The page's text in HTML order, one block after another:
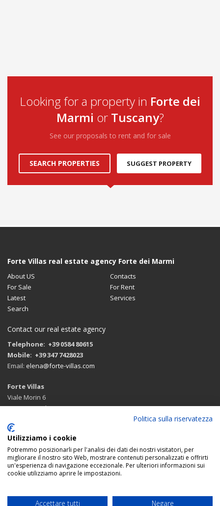
Looking for a property in Forte dei
Marmi or Tuscany?
See our proposals to rent and for sale
SEARCH PROPERTIES SUGGEST PROPERTY
Forte Villas real estate agency Forte dei Marmi
About US
Contacts
For Sale
For Rent
Latest
Services
Search
Contact our real estate agency
Telephone: +39 0584 80615
Mobile: +39 347 7428023
Email: elena@forte-villas.com
Forte Villas
Viale Morin 6
55042 Forte dei Marmi (LU)
Route with google maps
FOLLOW US:
© 2026 Forte Villas real estate agency Forte
Politica sulla riservatezza
Utilizziamo i cookie
Potremmo posizionarli per l'analisi dei dati dei nostri visitatori, per
migliorare il nostro sito Web, mostrare contenuti personalizzati e offrirti
un'esperienza di navigazione eccezionale. Per ulteriori informazioni sui
cookie utilizziamo aprire le impostazioni.
Accettare tutti Negare